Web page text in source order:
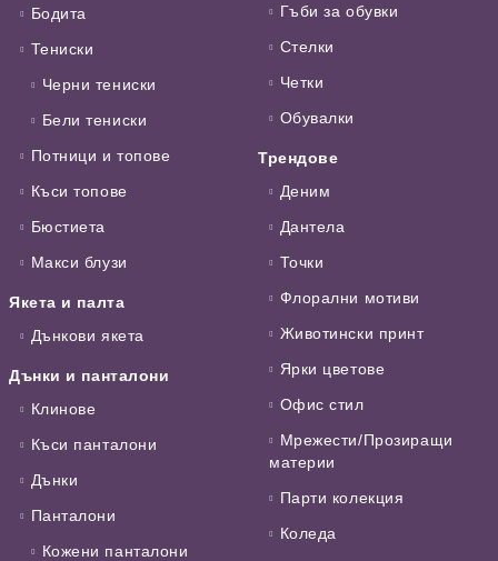
Бодита
Тениски
Черни тениски
Бели тениски
Потници и топове
Къси топове
Бюстиета
Макси блузи
Якета и палта
Дънкови якета
Дънки и панталони
Клинове
Къси панталони
Дънки
Панталони
Кожени панталони
Гъби за обувки
Стелки
Четки
Обувалки
Трендове
Деним
Дантела
Точки
Флорални мотиви
Животински принт
Ярки цветове
Офис стил
Мрежести/Прозиращи
материи
Парти колекция
Коледа